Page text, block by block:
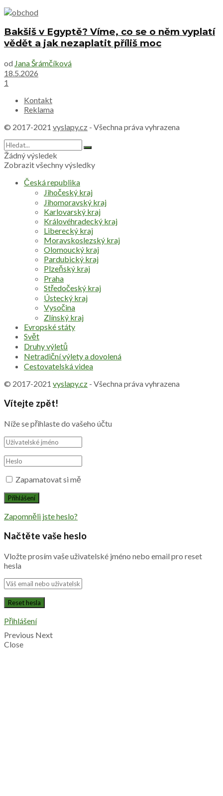
Bakšiš v Egyptě? Víme, co se o něm vyplatí
vědět a jak nezaplatit příliš moc
od Jana Šrámčíková
18.5.2026
1
Kontakt
Reklama
© 2017-2021 vyslapy.cz - Všechna práva vyhrazena
Žádný výsledek
Zobrazit všechny výsledky
Česká republika
Jihočeský kraj
Jihomoravský kraj
Karlovarský kraj
Královéhradecký kraj
Liberecký kraj
Moravskoslezský kraj
Olomoucký kraj
Pardubický kraj
Plzeňský kraj
Praha
Středočeský kraj
Ústecký kraj
Vysočina
Zlínský kraj
Evropské státy
Svět
Druhy výletů
Netradiční výlety a dovolená
Cestovatelská videa
© 2017-2021 vyslapy.cz - Všechna práva vyhrazena
Vítejte zpět!
Níže se přihlaste do vašeho účtu
Zapamatovat si mě
Zapomněli jste heslo?
Načtěte vaše heslo
Vložte prosím vaše uživatelské jméno nebo email pro reset
hesla
Přihlášení
Previous Next
Close